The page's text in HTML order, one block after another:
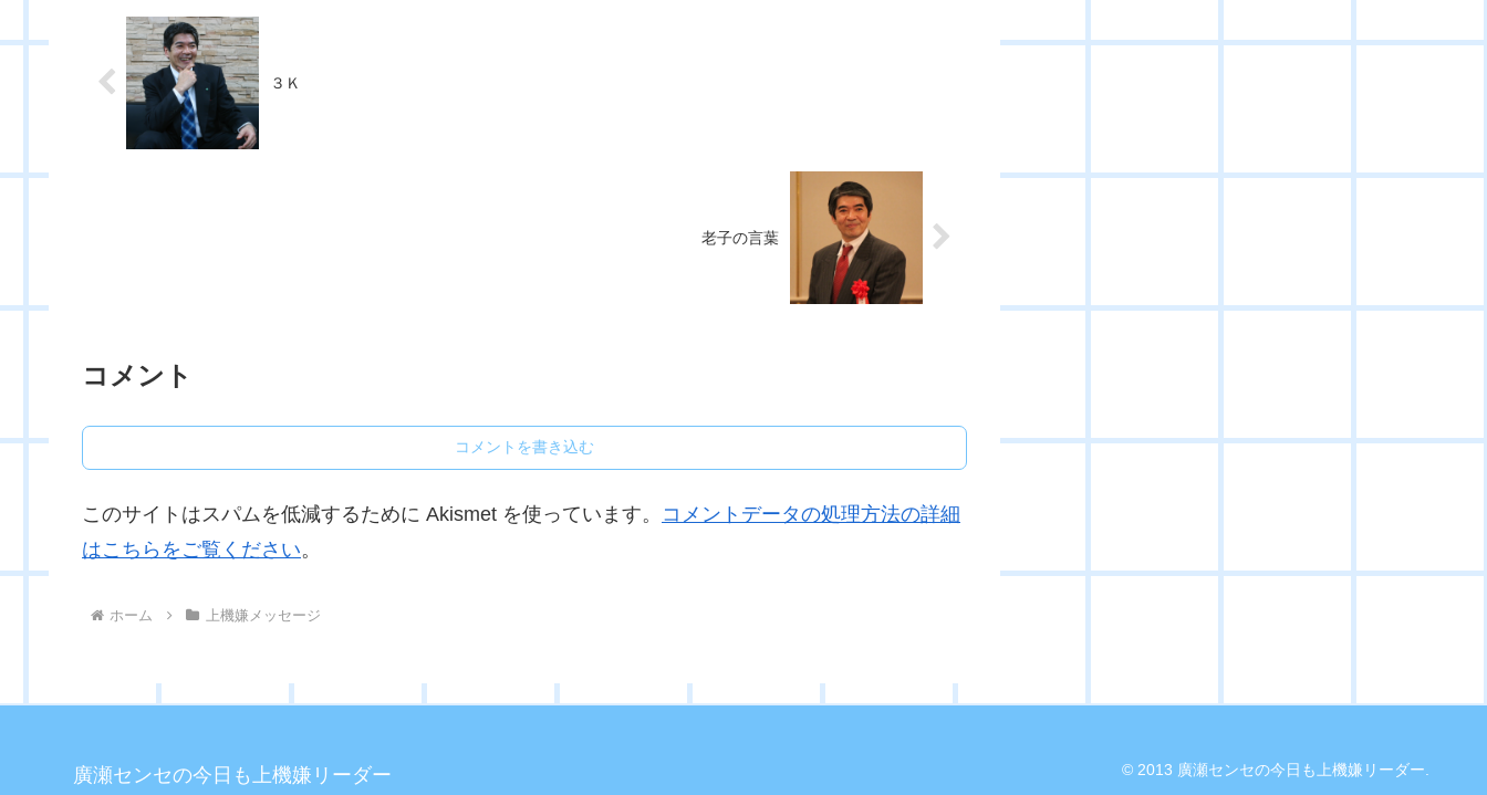
３Ｋ
老子の言葉
コメント
コメントを書き込む
このサイトはスパムを低減するために Akismet を使っています。 コメントデータの処理方法の詳細
はこちらをご覧ください。
ホーム 上機嫌メッセージ
廣瀬センセの今日も上機嫌リーダー © 2013 廣瀬センセの今日も上機嫌リーダー.